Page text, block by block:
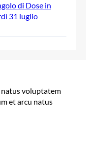
di Dose in
31 luglio
natus voluptatem
et arcu natus